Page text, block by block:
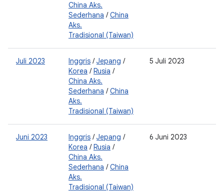
China Aks.
Sederhana /China
Aks.
Tradisional (Taiwan)
Juli 2023 Inggris /Jepang /
Korea /Rusia /
China Aks.
Sederhana /China
Aks.
Tradisional (Taiwan)
5 Juli 2023
Juni 2023 Inggris /Jepang /
Korea /Rusia /
China Aks.
Sederhana /China
Aks.
Tradisional (Taiwan)
6 Juni 2023